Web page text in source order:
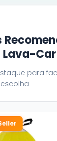
Lava-Car
para
escolha